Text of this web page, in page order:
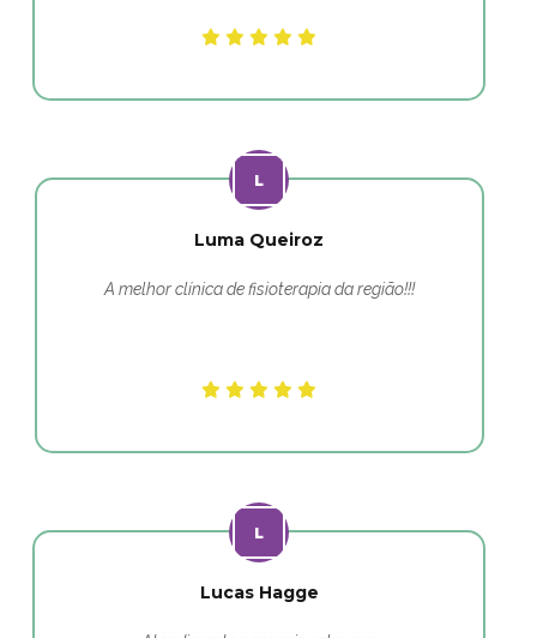
Luma Queiroz
A melhor clínica de fisioterapia da região!!!
Lucas Hagge